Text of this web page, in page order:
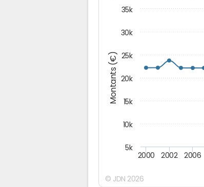
Montants (€)
2000 2002 2006
5k
10k
15k
20k
25k
30k
35k
© JDN 2026